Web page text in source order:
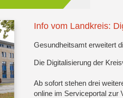
Info vom Landkreis:
Gesundheitsamt erweitert
Die Digitalisierung der
Ab sofort stehen drei
online im Serviceportal zur